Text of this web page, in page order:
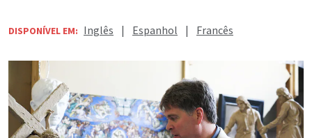
DISPONÍVEL EM: Inglês | Espanhol | Francês